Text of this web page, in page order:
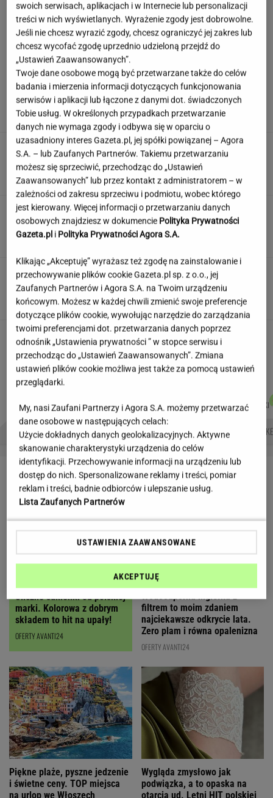
Szokujące nagranie z Tatr. "Rodzice, którzy
zwariowali"
Cały świat patrzy na Świątek i
Abramowicz. "To kolejna czerwona flaga"
SUBSKRYPCJA
Potężny quiz geograficzny dla wytrwałych. Kto
dotrze chociaż do połowy?
Wyjeżdżasz za granicę? Te rozwiązania mogą
oszczędzić sporo czasu i nerwów
MATERIAŁ PROMOCYJNY
Pensje lekarzy. Specjalista
hematolog dostał podwyżkę, ale zarabia mniej
SUBSKRYPCJA
Płacą absurdalny podatek. Ministerstwo
prawa nie zmieni
MATERIAŁ PROMOCYJNY
KUCHARCZYK
CHOJNACKA
KOZŁOWSKI
BALCERSKI
NAJWIĘKSZA JASKINIA ŚWIATA BIAŁE LINIE NA SWOICH OKNACH ATAK
LETNIE OKAZJE
Śliczne sukienki od polskiej
marki. Kolorowa z dobrym
składem to hit na upały!
OFERTY AVANTI24
Wodoodporna mgiełka z
filtrem to moim zdaniem
najciekawsze odkrycie lata.
Zero plam i równa opalenizna
OFERTY AVANTI24
Piękne plaże, pyszne jedzenie
i świetne ceny. TOP miejsca
na urlop we Włoszech
Wygląda zmysłowo jak
podwiązka, a to opaska na
otarcia ud. Letni HIT polskiej
swoich serwisach, aplikacjach i w Internecie lub personalizacji
treści w nich wyświetlanych. Wyrażenie zgody jest dobrowolne.
Jeśli nie chcesz wyrazić zgody, chcesz ograniczyć jej zakres lub
chcesz wycofać zgodę uprzednio udzieloną przejdź do
„Ustawień Zaawansowanych”.
Twoje dane osobowe mogą być przetwarzane także do celów
badania i mierzenia informacji dotyczących funkcjonowania
serwisów i aplikacji lub łączone z danymi dot. świadczonych
Tobie usług. W określonych przypadkach przetwarzanie
danych nie wymaga zgody i odbywa się w oparciu o
uzasadniony interes Gazeta.pl, jej spółki powiązanej – Agora
S.A. – lub Zaufanych Partnerów. Takiemu przetwarzaniu
możesz się sprzeciwić, przechodząc do „Ustawień
Zaawansowanych” lub przez kontakt z administratorem – w
zależności od zakresu sprzeciwu i podmiotu, wobec którego
jest kierowany. Więcej informacji o przetwarzaniu danych
osobowych znajdziesz w dokumencie Polityka Prywatności
Gazeta.pl i Polityka Prywatności Agora S.A.
Klikając „Akceptuję” wyrażasz też zgodę na zainstalowanie i
przechowywanie plików cookie Gazeta.pl sp. z o.o., jej
Zaufanych Partnerów i Agora S.A. na Twoim urządzeniu
końcowym. Możesz w każdej chwili zmienić swoje preferencje
dotyczące plików cookie, wywołując narzędzie do zarządzania
twoimi preferencjami dot. przetwarzania danych poprzez
odnośnik „Ustawienia prywatności ” w stopce serwisu i
przechodząc do „Ustawień Zaawansowanych”. Zmiana
ustawień plików cookie możliwa jest także za pomocą ustawień
przeglądarki.
My, nasi Zaufani Partnerzy i Agora S.A. możemy przetwarzać
dane osobowe w następujących celach:
Użycie dokładnych danych geolokalizacyjnych. Aktywne
skanowanie charakterystyki urządzenia do celów
identyfikacji. Przechowywanie informacji na urządzeniu lub
dostęp do nich. Spersonalizowane reklamy i treści, pomiar
reklam i treści, badnie odbiorców i ulepszanie usług.
Lista Zaufanych Partnerów
USTAWIENIA ZAAWANSOWANE
AKCEPTUJĘ